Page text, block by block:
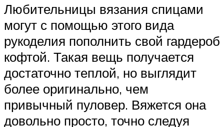
Любительницы вязания спицами
могут с помощью этого вида
рукоделия пополнить свой гардероб
кофтой. Такая вещь получается
достаточно теплой, но выглядит
более оригинально, чем
привычный пуловер. Вяжется она
довольно просто, точно следуя